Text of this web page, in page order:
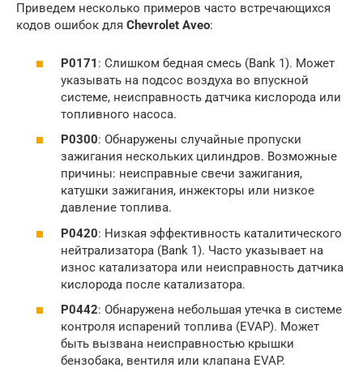
Приведем несколько примеров часто встречающихся
кодов ошибок для Chevrolet Aveo:
P0171 : Слишком бедная смесь (Bank 1). Может
указывать на подсос воздуха во впускной
системе, неисправность датчика кислорода или
топливного насоса.
P0300: Обнаружены случайные пропуски
зажигания нескольких цилиндров. Возможные
причины: неисправные свечи зажигания,
катушки зажигания, инжекторы или низкое
давление топлива.
P0420: Низкая эффективность каталитического
нейтрализатора (Bank 1). Часто указывает на
износ катализатора или неисправность датчика
кислорода после катализатора.
P0442: Обнаружена небольшая утечка в системе
контроля испарений топлива (EVAP). Может
быть вызвана неисправностью крышки
бензобака, вентиля или клапана EVAP.